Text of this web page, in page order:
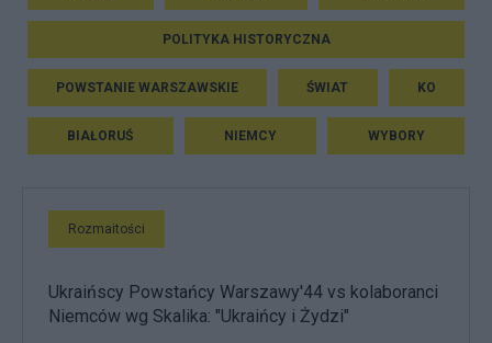
POLITYKA HISTORYCZNA
POWSTANIE WARSZAWSKIE ŚWIAT KO
BIAŁORUŚ NIEMCY WYBORY
Rozmaitości
Ukraińscy Powstańcy Warszawy'44 vs kolaboranci
Niemców wg Skalika: "Ukraińcy i Żydzi"